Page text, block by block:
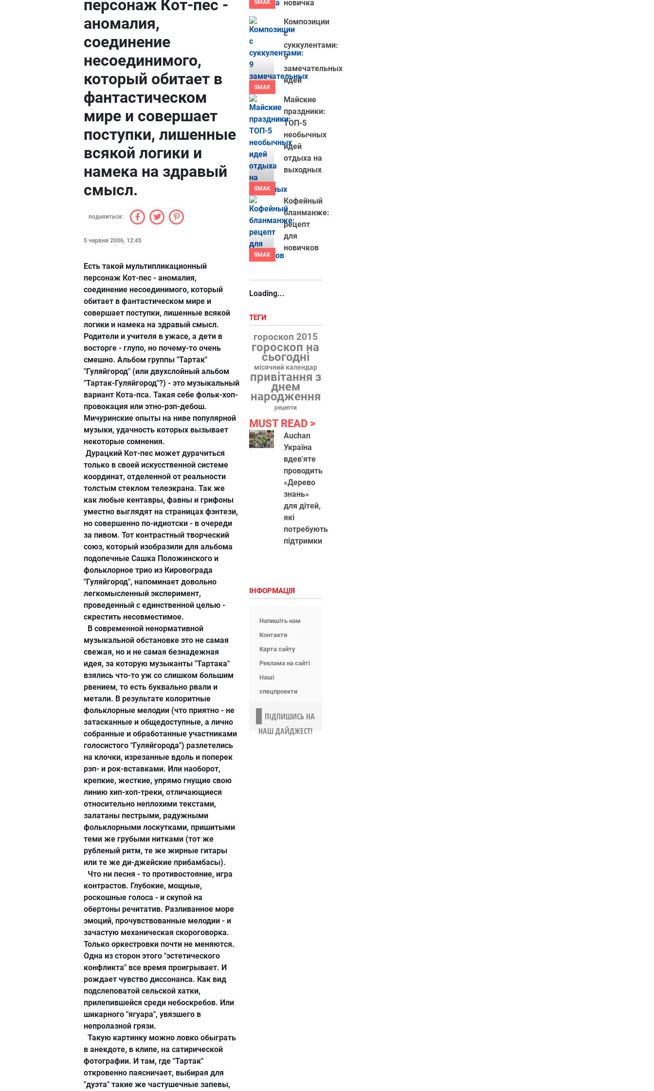
персонаж Кот-пес -
аномалия,
соединение
несоединимого,
который обитает в
фантастическом
мире и совершает
поступки, лишенные
всякой логики и
намека на здравый
смысл.
поделиться:
5 червня 2006, 12:45
Есть такой мультипликационный
персонаж Кот-пес - аномалия,
соединение несоединимого, который
обитает в фантастическом мире и
совершает поступки, лишенные всякой
логики и намека на здравый смысл.
Родители и учителя в ужасе, а дети в
восторге - глупо, но почему-то очень
смешно. Альбом группы "Тартак"
"Гуляйгород" (или двухслойный альбом
"Тартак-Гуляйгород"?) - это музыкальный
вариант Кота-пса. Такая себе фольк-хоп-
провокация или этно-рэп-дебош.
Мичуринские опыты на ниве популярной
музыки, удачность которых вызывает
некоторые сомнения.
Дурацкий Кот-пес может дурачиться
только в своей искусственной системе
координат, отделенной от реальности
толстым стеклом телеэкрана. Так же
как любые кентавры, фавны и грифоны
уместно выглядят на страницах фэнтези,
но совершенно по-идиотски - в очереди
за пивом. Тот контрастный творческий
союз, который изобразили для альбома
подопечные Сашка Положинского и
фольклорное трио из Кировограда
"Гуляйгород", напоминает довольно
легкомысленный эксперимент,
проведенный с единственной целью -
скрестить несовместимое.
В современной ненормативной
музыкальной обстановке это не самая
свежая, но и не самая безнадежная
идея, за которую музыканты "Тартака"
взялись что-то уж со слишком большим
рвением, то есть буквально рвали и
метали. В результате колоритные
фольклорные мелодии (что приятно - не
затасканные и общедоступные, а лично
собранные и обработанные участниками
голосистого "Гуляйгорода") разлетелись
на клочки, изрезанные вдоль и поперек
рэп- и рок-вставками. Или наоборот,
крепкие, жесткие, упрямо гнущие свою
линию хип-хоп-треки, отличающиеся
относительно неплохими текстами,
залатаны пестрыми, радужными
фольклорными лоскутками, пришитыми
теми же грубыми нитками (тот же
рубленый ритм, те же жирные гитары
или те же ди-джейские прибамбасы).
Что ни песня - то противостояние, игра
контрастов. Глубокие, мощные,
роскошные голоса - и скупой на
обертоны речитатив. Разливанное море
эмоций, прочувствованные мелодии - и
зачастую механическая скороговорка.
Только оркестровки почти не меняются.
Одна из сторон этого "эстетического
конфликта" все время проигрывает. И
рождает чувство диссонанса. Как вид
подслеповатой сельской хатки,
прилепившейся среди небоскребов. Или
шикарного "ягуара", увязшего в
непролазной грязи.
Такую картинку можно ловко обыграть
в анекдоте, в клипе, на сатирической
фотографии. И там, где "Тартак"
откровенно паясничает, выбирая для
"дуэта" такие же частушечные запевы,
SMAK
новичка
SMAK
Композиции
с
суккулентами:
9
замечательных
идей
SMAK
Майские
праздники:
ТОП-5
необычных
идей
отдыха на
выходных
SMAK
Кофейный
бланманже:
рецепт
для
новичков
Loading...
ТЕГИ
гороскоп 2015
гороскоп на
сьогодні
місячний календар
привітання з
днем
народження
рецепти
MUST READ
Auchan
Україна
вдев'яте
проводить
«Дерево
знань»
для дітей,
які
потребують
підтримки
ІНФОРМАЦІЯ
Напишіть нам
Контакти
Карта сайту
Реклама на сайті
Наші
спецпроекти
ПІДПИШИСЬ НА
НАШ ДАЙДЖЕСТ!